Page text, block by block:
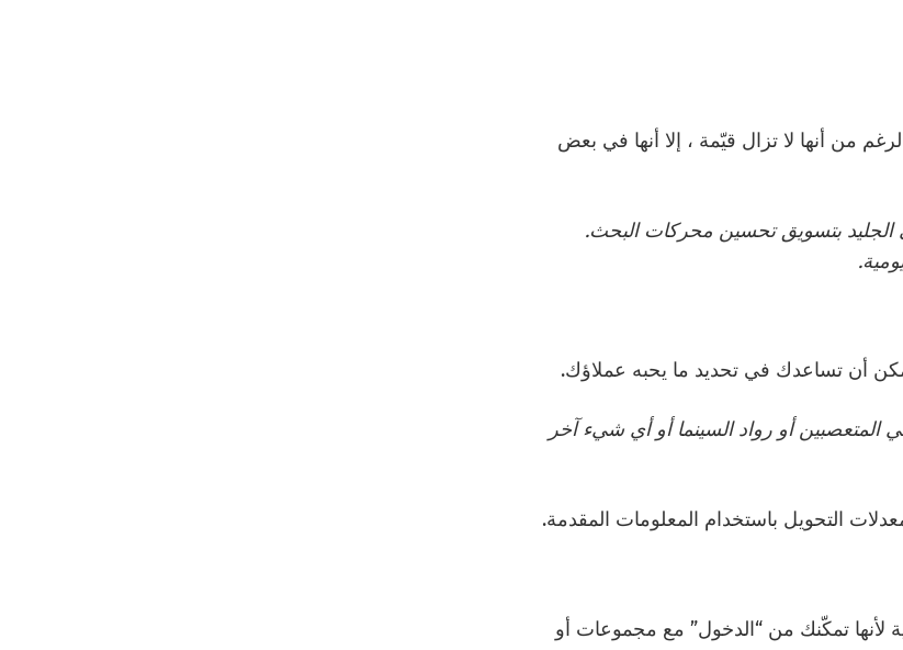
من أنها لا تزال قيّمة ، إلا أنها في بعض
بتسويق تحسين محركات البحث.
أن تساعدك في تحديد ما يحبه عملاؤك.
أو رواد السينما أو أي شيء آخر
التحويل باستخدام المعلومات المقدمة.
لأنها تمكّنك من “الدخول” مع مجموعات أو